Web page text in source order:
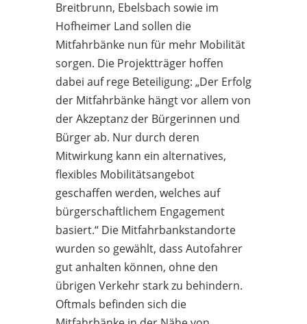
Breitbrunn, Ebelsbach sowie im
Hofheimer Land sollen die
Mitfahrbänke nun für mehr Mobilität
sorgen. Die Projektträger hoffen
dabei auf rege Beteiligung: „Der Erfolg
der Mitfahrbänke hängt vor allem von
der Akzeptanz der Bürgerinnen und
Bürger ab. Nur durch deren
Mitwirkung kann ein alternatives,
flexibles Mobilitätsangebot
geschaffen werden, welches auf
bürgerschaftlichem Engagement
basiert.“ Die Mitfahrbankstandorte
wurden so gewählt, dass Autofahrer
gut anhalten können, ohne den
übrigen Verkehr stark zu behindern.
Oftmals befinden sich die